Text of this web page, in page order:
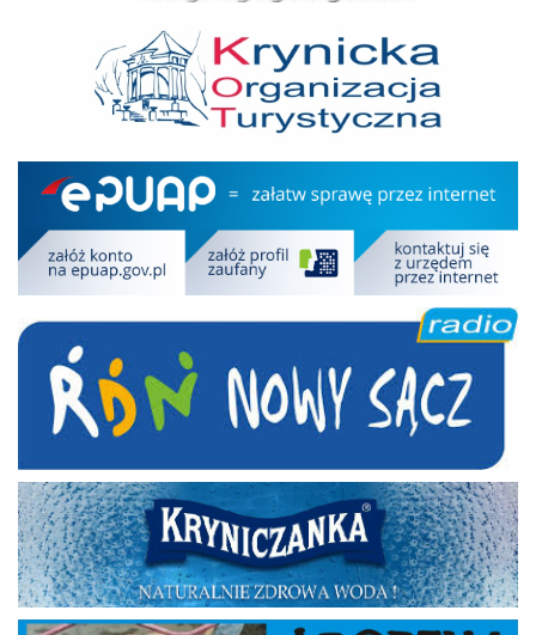
Kryniczanka
Adoptuj psa